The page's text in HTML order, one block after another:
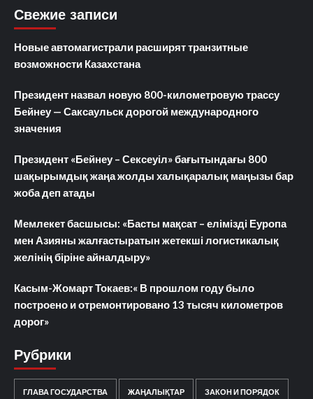
Свежие записи
Новые автомагистрали расширят транзитные
возможности Казахстана
Президент назвал новую 800-километровую трассу
Бейнеу — Саксаульск дорогой международного
значения
Президент «Бейнеу – Сексеуіл» бағытындағы 800
шақырымдық жаңа жолды халықаралық маңызы бар
жоба деп атады
Мемлекет басшысы: «Басты мақсат – елімізді Еуропа
мен Азияны жалғастыратын жетекші логистикалық
желінің біріне айналдыру»
Касым-Жомарт Токаев:« В прошлом году было
построено и отремонтировано 13 тысяч километров
дорог»
Рубрики
ГЛАВА ГОСУДАРСТВА ЖАҢАЛЫҚТАР ЗАКОН И ПОРЯДОК